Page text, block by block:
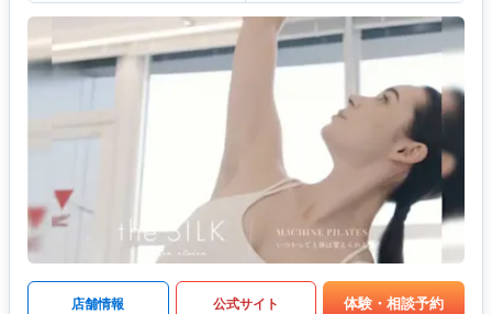
店舗情報 公式サイト 体験・相談予約